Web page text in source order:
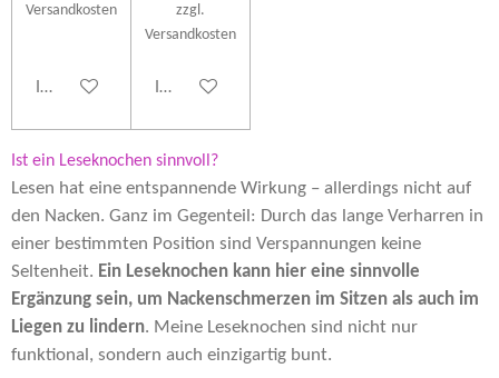
Versandkosten
In den Warenkorb
zzgl.
Versandkosten
In den Warenkorb
Ist ein Leseknochen sinnvoll?
Lesen hat eine entspannende Wirkung – allerdings nicht auf
den Nacken. Ganz im Gegenteil: Durch das lange Verharren in
einer bestimmten Position sind Verspannungen keine
Seltenheit. Ein Leseknochen kann hier eine sinnvolle
Ergänzung sein, um Nackenschmerzen im Sitzen als auch im
Liegen zu lindern. Meine Leseknochen sind nicht nur
funktional, sondern auch einzigartig bunt.